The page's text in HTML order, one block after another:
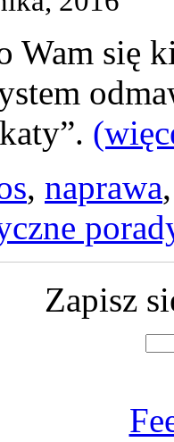
Wam się
, naprawa
Zapisz